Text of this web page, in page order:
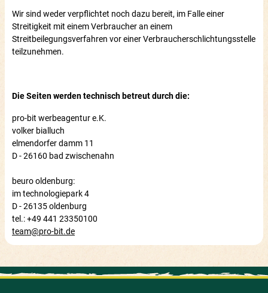
Wir sind weder verpflichtet noch dazu bereit, im Falle einer
Streitigkeit mit einem Verbraucher an einem
Streitbeilegungsverfahren vor einer Verbraucherschlichtungsstelle
teilzunehmen.
Die Seiten werden technisch betreut durch die:
pro-bit werbeagentur e.K.
volker bialluch
elmendorfer damm 11
D - 26160 bad zwischenahn
beuro oldenburg:
im technologiepark 4
D - 26135 oldenburg
tel.: +49 441 23350100
team@pro-bit.de